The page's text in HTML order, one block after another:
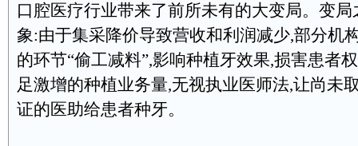
口腔医疗行业带来了前所未有的大变局。变
象:由于集采降价导致营收和利润减少,部分机
的环节“偷工减料”,影响种植牙效果,损害患者
足激增的种植业务量,无视执业医师法,让尚未
证的医助给患者种牙。